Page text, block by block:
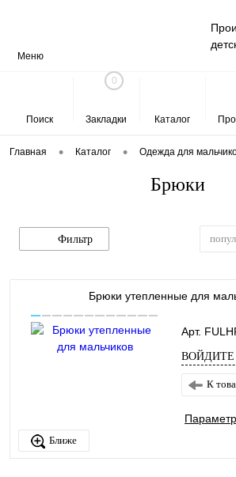
Меню
Поиск
0
Закладки Каталог
Главная • Каталог • Одежда для
Брюки
Фильтр
Брюки утепленные для
Арт.
ВОЙДИТЕ
Ближе
К